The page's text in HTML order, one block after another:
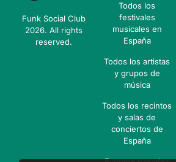
Funk Social Club
2026. All rights
reserved.
Todos los
festivales
musicales en
España
Todos los artistas
y grupos de
música
Todos los recintos
y salas de
conciertos de
España